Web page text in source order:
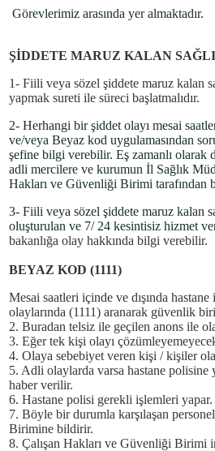
Görevlerimiz arasında yer almaktadır.
ŞİDDETE MARUZ KALAN
1- Fiili veya sözel şiddete maruz kalan
yapmak sureti ile süreci başlatmalıdır.
2- Herhangi bir şiddet olayı mesai
ve/veya Beyaz kod uygulamasından
şefine bilgi verebilir. Eş zamanlı olarak
adli mercilere ve kurumun İl Sağlık
Hakları ve Güvenliği Birimi tarafından
3- Fiili veya sözel şiddete maruz kalan
oluşturulan ve 7/ 24 kesintisiz hizmet
bakanlığa olay hakkında bilgi verebilir.
BEYAZ KOD (1111)
Mesai saatleri içinde ve dışında
olaylarında (1111) aranarak güvenlik
2. Buradan telsiz ile geçilen anons ile
3. Eğer tek kişi olayı
4. Olaya sebebiyet veren kişi / kişiler
5. Adli olaylarda varsa hastane polisine
haber verilir.
6. Hastane polisi gerekli işlemleri yapar.
7. Böyle bir durumla karşılaşan
Birimine bildirir.
8. Çalışan Hakları ve Güvenliği Birimi